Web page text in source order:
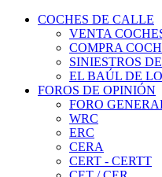
COCHES DE CALLE
VENTA
COMPRA
SINIESTROS
EL BAÚL DE
FOROS DE OPINIÓN
FORO
WRC
ERC
CERA
CERT - CERTT